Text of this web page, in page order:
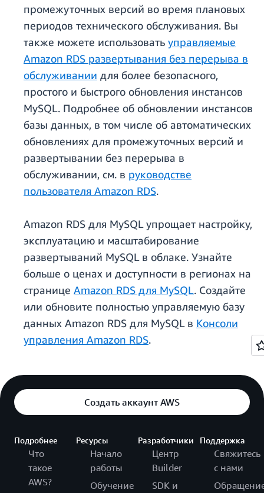
промежуточных версий во время плановых
периодов технического обслуживания. Вы
также можете использовать управляемые
Amazon RDS развертывания без перерыва в
обслуживании для более безопасного,
простого и быстрого обновления инстансов
MySQL. Подробнее об обновлении инстансов
базы данных, в том числе об автоматических
обновлениях для промежуточных версий и
развертывании без перерыва в
обслуживании, см. в руководстве
пользователя Amazon RDS.
Amazon RDS для MySQL упрощает настройку,
эксплуатацию и масштабирование
развертываний MySQL в облаке. Узнайте
больше о ценах и доступности в регионах на
странице Amazon RDS для MySQL. Создайте
или обновите полностью управляемую базу
данных Amazon RDS для MySQL в Консоли
управления Amazon RDS.
Создать аккаунт AWS
Подробнее
Что
такое
AWS?
Ресурсы
Начало
работы
Обучение
Разработчики
Центр
Builder
SDK и
Поддержка
Свяжитесь
с нами